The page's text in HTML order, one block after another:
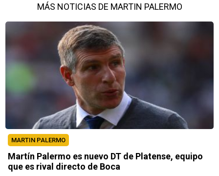
MÁS NOTICIAS DE MARTIN PALERMO
MARTIN PALERMO
Martín Palermo es nuevo DT de Platense, equipo
que es rival directo de Boca